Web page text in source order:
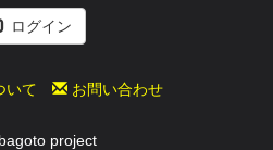
ログイン
いて お問い合わせ
project